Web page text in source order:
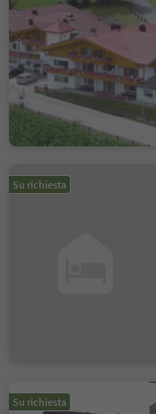
Su richiesta
Su richiesta